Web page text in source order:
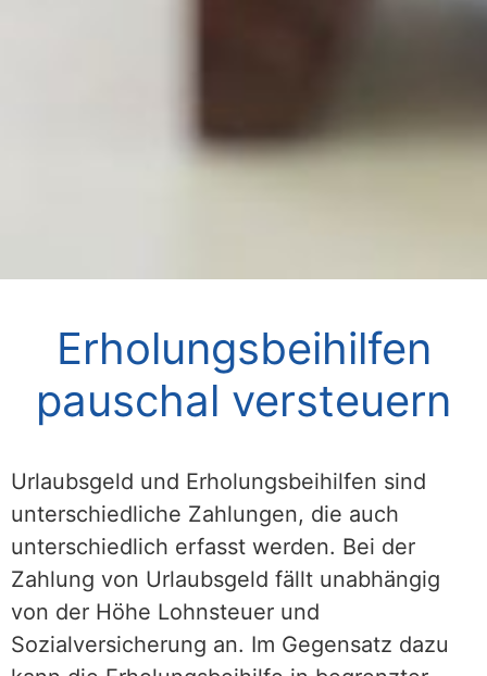
Erholungsbeihilfen
pauschal versteuern
Urlaubsgeld und Erholungsbeihilfen sind
unterschiedliche Zahlungen, die auch
unterschiedlich erfasst werden. Bei der
Zahlung von Urlaubsgeld fällt unabhängig
von der Höhe Lohnsteuer und
Sozialversicherung an. Im Gegensatz dazu